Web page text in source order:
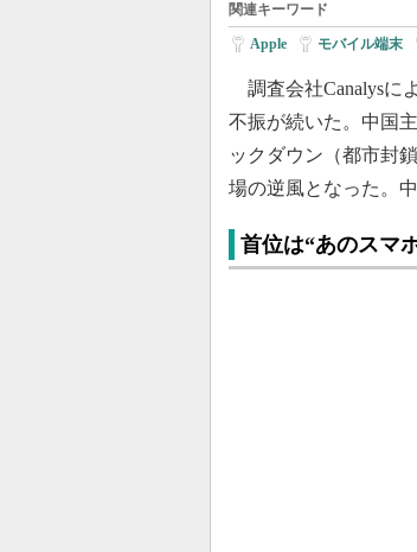
関連キーワード
Apple モバイル端末
調査会社Canalysに
不振が続いた。中国
ックダウン（都市封
場の逆風となった。
首位は“あのスマ